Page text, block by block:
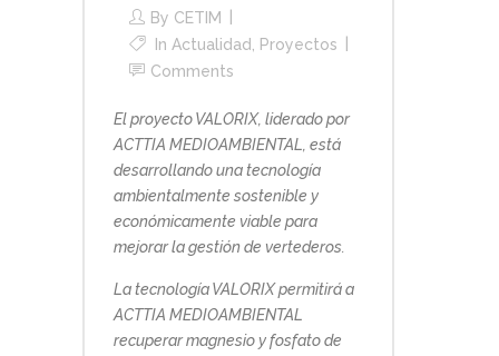
By CETIM
In Actualidad
Proyectos
Comments
El proyecto VALORIX, liderado por
ACTTIA MEDIOAMBIENTAL, está
desarrollando una tecnología
ambientalmente sostenible y
económicamente viable para
mejorar la gestión de vertederos.
La tecnología VALORIX permitirá a
ACTTIA MEDIOAMBIENTAL
recuperar magnesio y fosfato de